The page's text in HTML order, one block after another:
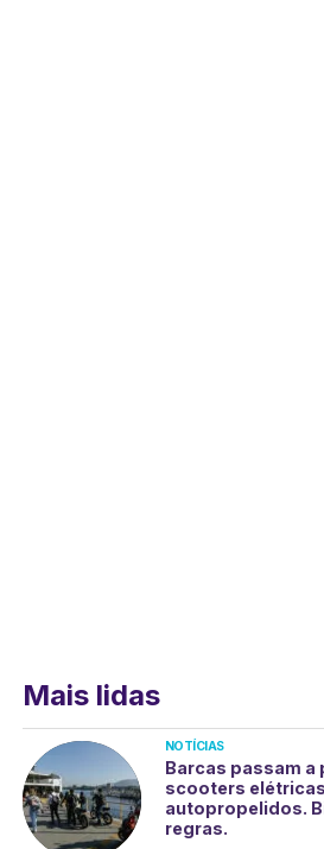
Mais lidas
NOTÍCIAS
Barcas passam a
scooters
autopropelidos.
regras.